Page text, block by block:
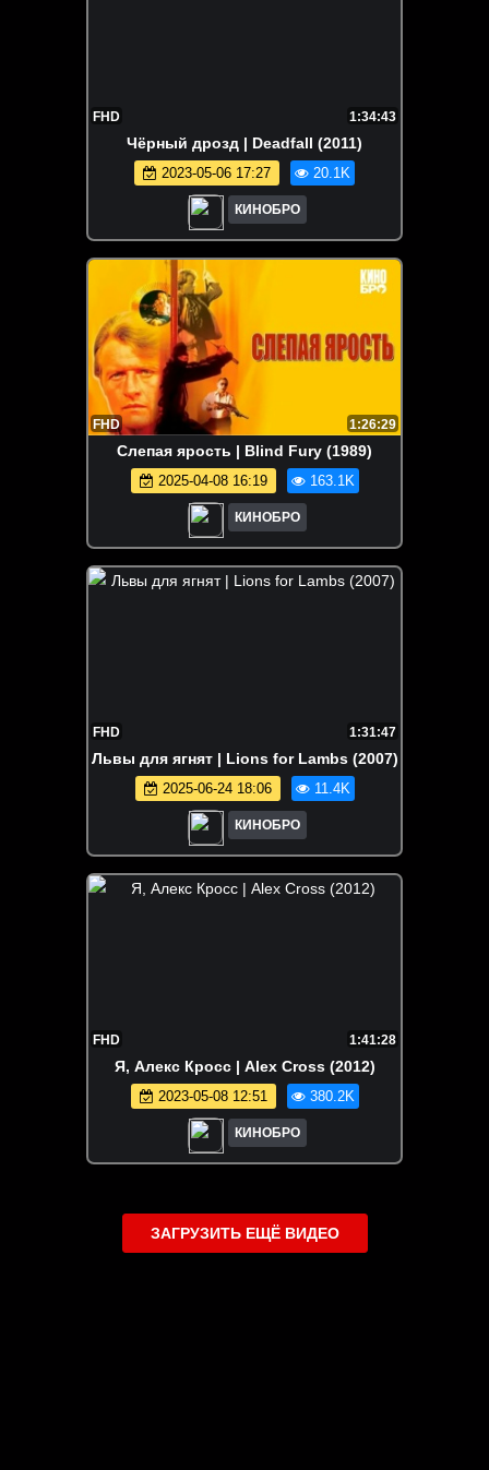
FHD 1:34:43
Чёрный дрозд | Deadfall (2011)
2023-05-06 17:27 20.1K
КИНОБРО
FHD 1:26:29
Слепая ярость | Blind Fury (1989)
2025-04-08 16:19 163.1K
КИНОБРО
FHD 1:31:47
Львы для ягнят | Lions for Lambs (2007)
2025-06-24 18:06 11.4K
КИНОБРО
FHD 1:41:28
Я, Алекс Кросс | Alex Cross (2012)
2023-05-08 12:51 380.2K
КИНОБРО
ЗАГРУЗИТЬ ЕЩЁ ВИДЕО